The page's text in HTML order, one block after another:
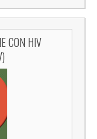
CON HIV